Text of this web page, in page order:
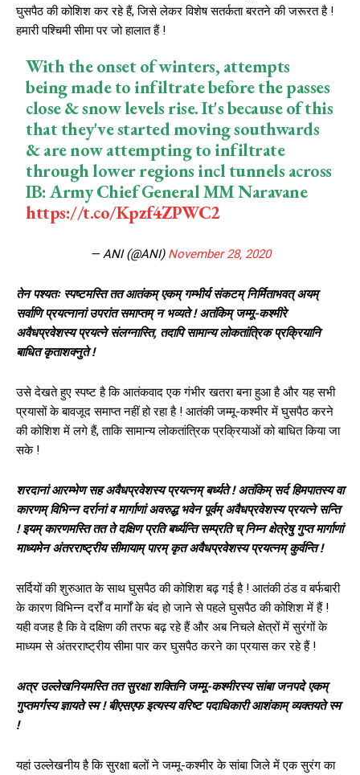
घुसपैठ की कोशिश कर रहे हैं, जिसे लेकर विशेष सतर्कता बरतने की जरूरत है !
हमारी पश्चिमी सीमा पर जो हालात हैं !
With the onset of winters, attempts
being made to infiltrate before the passes
close & snow levels rise. It's because of this
that they've started moving southwards
& are now attempting to infiltrate
through lower regions incl tunnels across
IB: Army Chief General MM Naravane
https://t.co/Kpzf4ZPWC2
— ANI (@ANI) November 28, 2020
तेन पश्यतः स्पष्टमस्ति तत आतंकम् एकम् गम्भीर्य संकटम् निर्मिताभवत् अयम्
सर्वाणि प्रयत्नानां उपरांत समाप्तम् न भव्यते ! अतंकिम् जम्मू-कश्मीरे
अवैधप्रवेशस्य प्रयत्ने संलग्नास्ति, तदापि सामान्य लोकतांत्रिक प्रक्रियानि
बाधित कृताशक्नुते !
उसे देखते हुए स्‍पष्‍ट है कि आतंकवाद एक गंभीर खतरा बना हुआ है और यह सभी
प्रयासों के बावजूद समाप्त नहीं हो रहा है ! आतंकी जम्मू-कश्मीर में घुसपैठ करने
की कोशिश में लगे हैं, ताकि सामान्य लोकतांत्रिक प्रक्रियाओं को बाधित किया जा
सके !
शरदानां आरम्भेण सह अवैधप्रवेशस्य प्रयत्नम् बर्ध्यते ! अतंकिम् सर्द हिमपातस्य वा
कारणम् विभिन्न दर्रानां व मार्गाणां अवरुद्ध भवेन पूर्वम् अवैधप्रवेशस्य प्रयत्ने सन्ति
! इयम् कारणमस्ति तत ते दक्षिण प्रति बर्ध्यन्ति सम्प्रति च् निम्न क्षेत्रेषु गुप्त मार्गाणां
माध्यमेन अंतरराष्ट्रीय सीमायाम् पारम् कृत अवैधप्रवेशस्य प्रयत्नम् कुर्वन्ति !
सर्दियों की शुरुआत के साथ घुसपैठ की कोशिश बढ़ गई है ! आतंकी ठंड व बर्फबारी
के कारण विभिन्‍न दर्रों व मार्गों के बंद हो जाने से पहले घुसपैठ की कोशिश में हैं !
यही वजह है कि वे दक्षिण की तरफ बढ़ रहे हैं और अब निचले क्षेत्रों में सुरंगों के
माध्यम से अंतरराष्‍ट्रीय सीमा पार कर घुसपैठ करने का प्रयास कर रहे हैं !
अत्र उल्लेखनियमस्ति तत सुरक्षा शक्तिनि जम्मू-कश्मीरस्य सांबा जनपदे एकम्
गुप्तमर्गस्य ज्ञायते स्म ! बीएसएफ इत्यस्य वरिष्ट पदाधिकारी आशंकाम् व्यक्तयते स्म
!
यहां उल्‍लेखनीय है कि सुरक्षा बलों ने जम्मू-कश्मीर के सांबा जिले में एक सुरंग का